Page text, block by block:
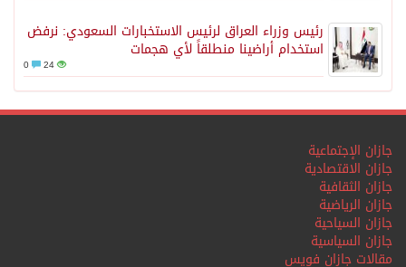
رئيس وزراء العراق لرئيس الاستخبارات السعودي: نرفض
استخدام أراضينا منطلقاً لأي هجمات
24
جازان الإجتماعية
جازان الاقتصادية
جازان الثقافية
جازان الرياضية
جازان السياحية
جازان السياسية
مقالات جازان فويس